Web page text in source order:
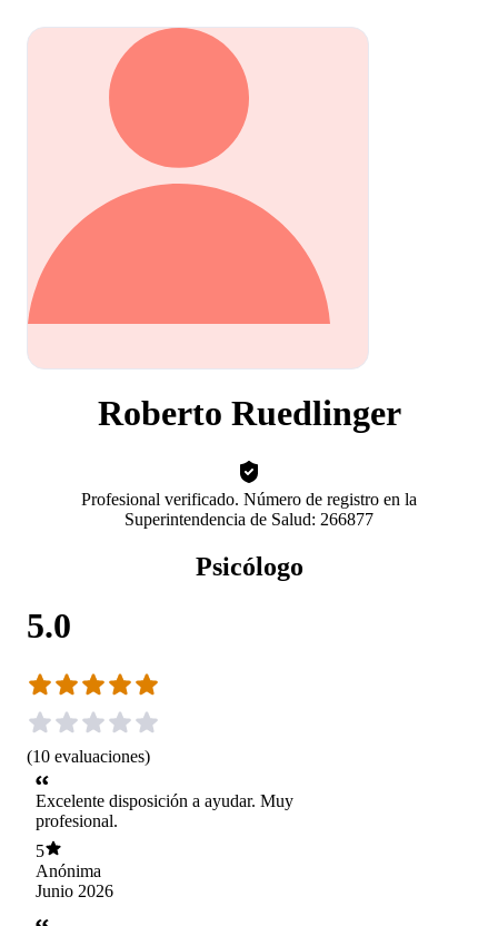
Roberto Ruedlinger
Profesional verificado. Número de registro en la
Superintendencia de Salud: 266877
Psicólogo
5.0
(10 evaluaciones)
Excelente disposición a ayudar. Muy
profesional.
5
Anónima
Junio 2026